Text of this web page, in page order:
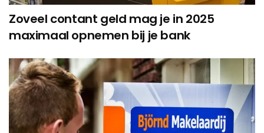
Zoveel contant geld mag je in 2025
maximaal opnemen bij je bank